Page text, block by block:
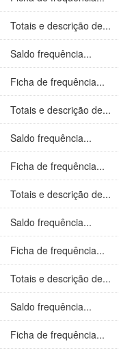
Totais e descrição de...
Saldo frequência...
Ficha de frequência...
Totais e descrição de...
Saldo frequência...
Ficha de frequência...
Totais e descrição de...
Saldo frequência...
Ficha de frequência...
Totais e descrição de...
Saldo frequência...
Ficha de frequência...